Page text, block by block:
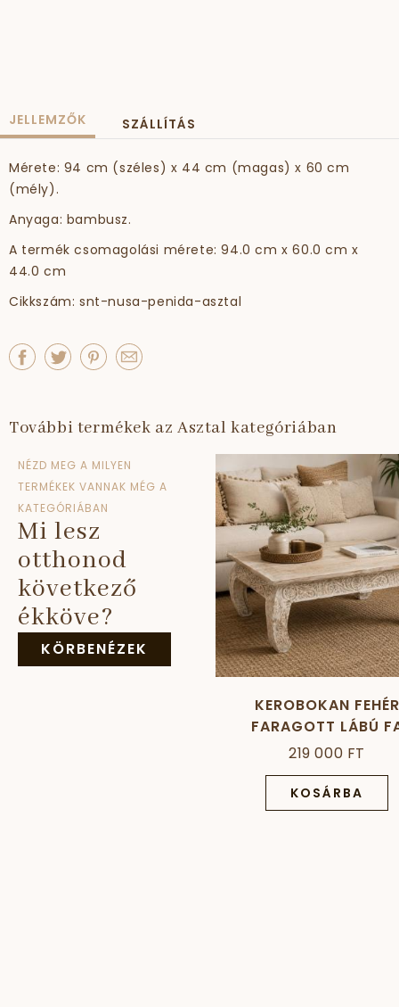
JELLEMZŐK SZÁLLÍTÁS
Mérete: 94 cm (széles) x 44 cm (magas) x 60 cm
(mély).
Anyaga: bambusz.
A termék csomagolási mérete: 94.0 cm x 60.0 cm x
44.0 cm
Cikkszám: snt-nusa-penida-asztal
További termékek az Asztal kategóriában
NÉZD MEG A MILYEN
TERMÉKEK VANNAK MÉG A
KATEGÓRIÁBAN
Mi lesz
otthonod
következő
ékköve?
KÖRBENÉZEK
KEROBOKAN FEHÉR
FARAGOTT LÁBÚ
219 000 FT
KOSÁRBA